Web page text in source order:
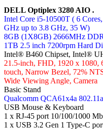
DELL Optiplex 3280 AIO .
Intel Core i5-10500T ( 6
GHz up to 3.8 GHz, 35 W)
8GB (1X8GB) 2666MHz
1TB 2.5 inch 7200rpm Hard
Intel® B460 Chipset, Intel®
21.5-inch, FHD, 1920 x
touch, Narrow Bezel, 72%
Wide Viewing Angle, Camera
Basic Stand
Qualcomm QCA61x4a
USB Mouse & Keyboard
1 x RJ-45 port 10/100/1000
1 x USB 3.2 Gen 1 Type-C